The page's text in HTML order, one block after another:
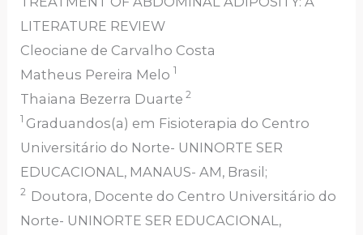
LITERATURE REVIEW
Cleociane de Carvalho Costa
Matheus Pereira Melo 1
Thaiana Bezerra Duarte 2
1 Graduandos(a) em Fisioterapia do Centro
Universitário do Norte- UNINORTE SER
EDUCACIONAL, MANAUS- AM, Brasil;
2 Doutora, Docente do Centro Universitário do
Norte- UNINORTE SER EDUCACIONAL,